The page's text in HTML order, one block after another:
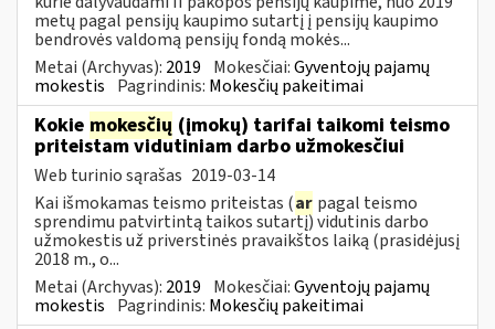
metų pagal pensijų kaupimo sutartį į pensijų kaupimo
bendrovės valdomą pensijų fondą mokės...
Metai (Archyvas): 2019 Mokesčiai:Gyventojų pajamų
mokestis Pagrindinis: Mokesčių pakeitimai
Kokie mokesčių (įmokų) tarifai taikomi teismo
priteistam vidutiniam darbo užmokesčiui
Web turinio sąrašas 2019-03-14
Kai išmokamas teismo priteistas (ar pagal teismo
sprendimu patvirtintą taikos sutartį) vidutinis darbo
užmokestis už priverstinės pravaikštos laiką (prasidėjusį
2018 m., o...
Metai (Archyvas): 2019 Mokesčiai:Gyventojų pajamų
mokestis Pagrindinis: Mokesčių pakeitimai